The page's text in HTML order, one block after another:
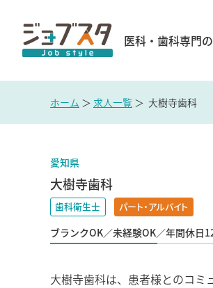
医科・歯科専門
ホーム ＞ 求人一覧 ＞ 大樹寺歯科
愛知県
大樹寺歯科
歯科衛生士 パート・アルバイト
ブランクOK／未経験OK／年間休日
大樹寺歯科は、患者様とのコミ